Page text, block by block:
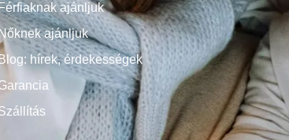
ajánljuk
ajánljuk
Blog: hírek, érdekességek